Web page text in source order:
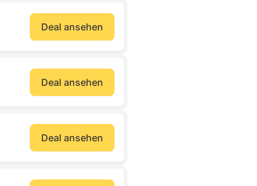
Deal ansehen
Deal ansehen
Deal ansehen